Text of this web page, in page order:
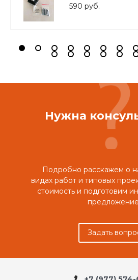
белое, ASKON
590 руб.
Нужна
Подробно расскажем о
видах работ и типовых
стоимость и подготовим
Задать